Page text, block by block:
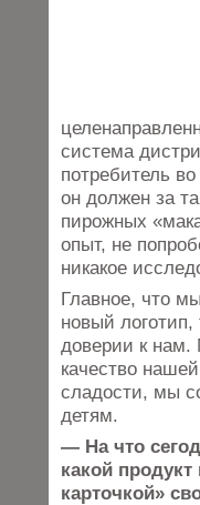
система
потребитель
он должен за
пирожных
опыт, не
никакое
Главное, что
новый
доверии к
качество
сладости, мы
детям.
— На что
какой
карточкой»